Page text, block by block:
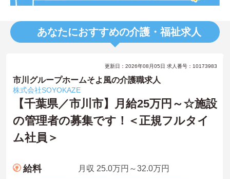
あなたにおすすめの介護・福祉求人
更新日：2026年08月05日 求人番号：10173983
市川グループホームそよ風の介護職求人
株式会社SOYOKAZE
【千葉県／市川市】月給25万円～☆施設
の管理者の募集です！＜正規フルタイ
ム社員＞
給料 月収 25.0万円～32.0万円